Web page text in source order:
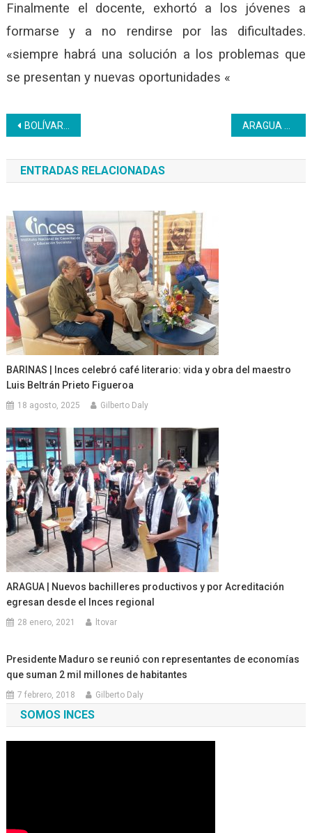
Finalmente el docente, exhortó a los jóvenes a
formarse y a no rendirse por las dificultades.
«siempre habrá una solución a los problemas que
se presentan y nuevas oportunidades «
Navegación
de
entradas
BOLÍVAR |Inces sostuvo un encuentro con el Movimiento por la Paz y la Vida
ENTRADAS RELACIONADAS
BARINAS | Inces celebró café literario: vida y obra del maestro
Luis Beltrán Prieto Figueroa
18 agosto, 2025 Gilberto Daly
ARAGUA | Nuevos bachilleres productivos y por Acreditación
egresan desde el Inces regional
28 enero, 2021 ltovar
Presidente Maduro se reunió con representantes de economías
que suman 2 mil millones de habitantes
7 febrero, 2018 Gilberto Daly
SOMOS INCES